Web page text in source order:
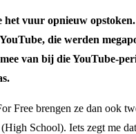
vuur opnieuw
die werden
van bij die YouTube-
Free brengen ze dan ook
School). Iets zegt me